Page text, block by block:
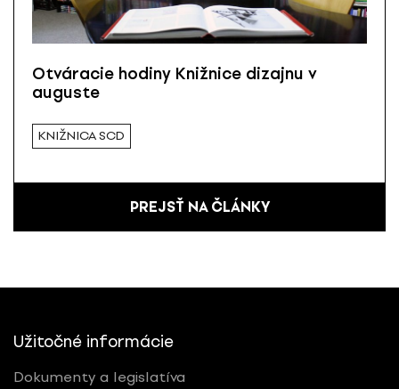
Otváracie hodiny Knižnice dizajnu v
auguste
KNIŽNICA SCD
PREJSŤ NA ČLÁNKY
Užitočné informácie
Dokumenty a legislatíva